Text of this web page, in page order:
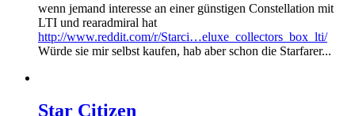
wenn jemand interesse an einer günstigen Constellation mit
LTI und rearadmiral hat
http://www.reddit.com/r/Starci…eluxe_collectors_box_lti/
Würde sie mir selbst kaufen, hab aber schon die Starfarer...
Star Citizen